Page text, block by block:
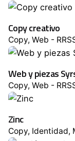
Copy creativo
Copy Web -
Web y piezas
Copy Web -
Zinc
Copy Identidad